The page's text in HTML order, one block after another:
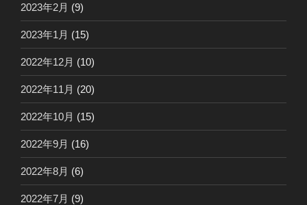
2023年2月 (9)
2023年1月 (15)
2022年12月 (10)
2022年11月 (20)
2022年10月 (15)
2022年9月 (16)
2022年8月 (6)
2022年7月 (9)